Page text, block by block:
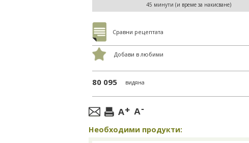
45 минути (и време за накисване)
Сравни рецептата
Добави в любими
80 095 видяна
Необходими продукти: